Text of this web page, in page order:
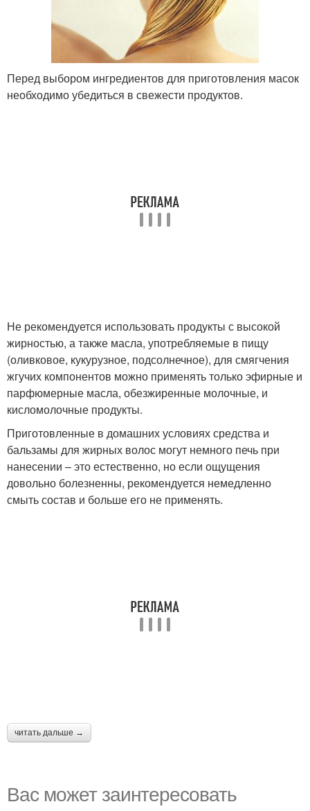
Маска из смеси Домашние маски
Маски для густоты Маски для укрепления
Перед выбором ингредиентов для приготовления масок
необходимо убедиться в свежести продуктов.
Не рекомендуется использовать продукты с высокой
жирностью, а также масла, употребляемые в пищу
(оливковое, кукурузное, подсолнечное), для смягчения
жгучих компонентов можно применять только эфирные и
парфюмерные масла, обезжиренные молочные, и
кисломолочные продукты.
Приготовленные в домашних условиях средства и
бальзамы для жирных волос могут немного печь при
нанесении – это естественно, но если ощущения
довольно болезненны, рекомендуется немедленно
смыть состав и больше его не применять.
читать дальше →
Вас может заинтересовать